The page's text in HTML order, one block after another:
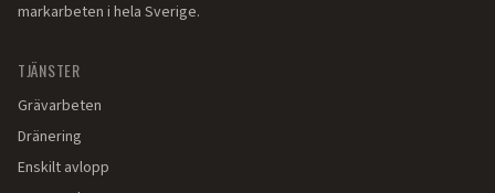
markarbeten i hela Sverige.
TJÄNSTER
Grävarbeten
Dränering
Enskilt avlopp